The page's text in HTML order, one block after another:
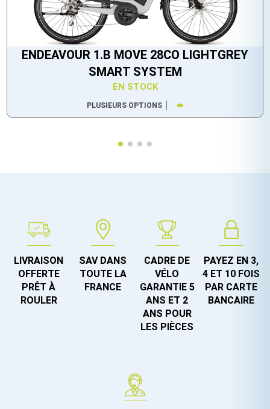
ENDEAVOUR 1.B MOVE 28CO LIGHTGREY
SMART SYSTEM
EN STOCK
PLUSIEURS OPTIONS
LIVRAISON
OFFERTE
PRÊT À
ROULER
SAV DANS
TOUTE LA
FRANCE
CADRE DE
VÉLO
GARANTIE 5
ANS ET 2
ANS POUR
LES PIÈCES
PAYEZ EN 3,
4 ET 10 FOIS
PAR CARTE
BANCAIRE